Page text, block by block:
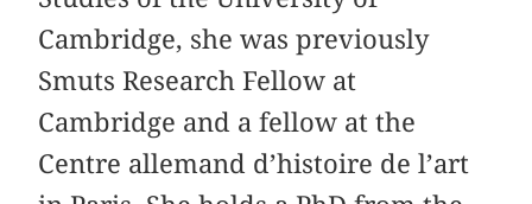
Cambridge, she was previously
Smuts Research Fellow at
Cambridge and a fellow at the
Centre allemand d’histoire de l’art